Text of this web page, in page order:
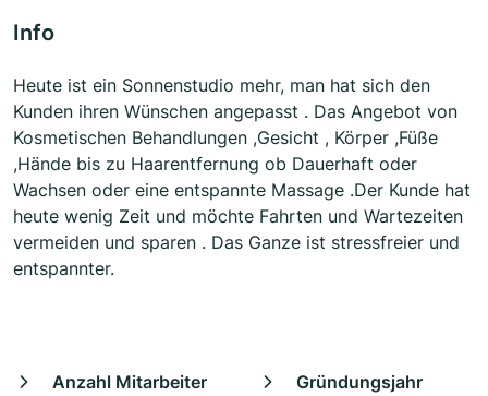
Info
Heute ist ein Sonnenstudio mehr, man hat sich den
Kunden ihren Wünschen angepasst . Das Angebot von
Kosmetischen Behandlungen ,Gesicht , Körper ,Füße
,Hände bis zu Haarentfernung ob Dauerhaft oder
Wachsen oder eine entspannte Massage .Der Kunde hat
heute wenig Zeit und möchte Fahrten und Wartezeiten
vermeiden und sparen . Das Ganze ist stressfreier und
entspannter.
Anzahl Mitarbeiter
Gründungsjahr